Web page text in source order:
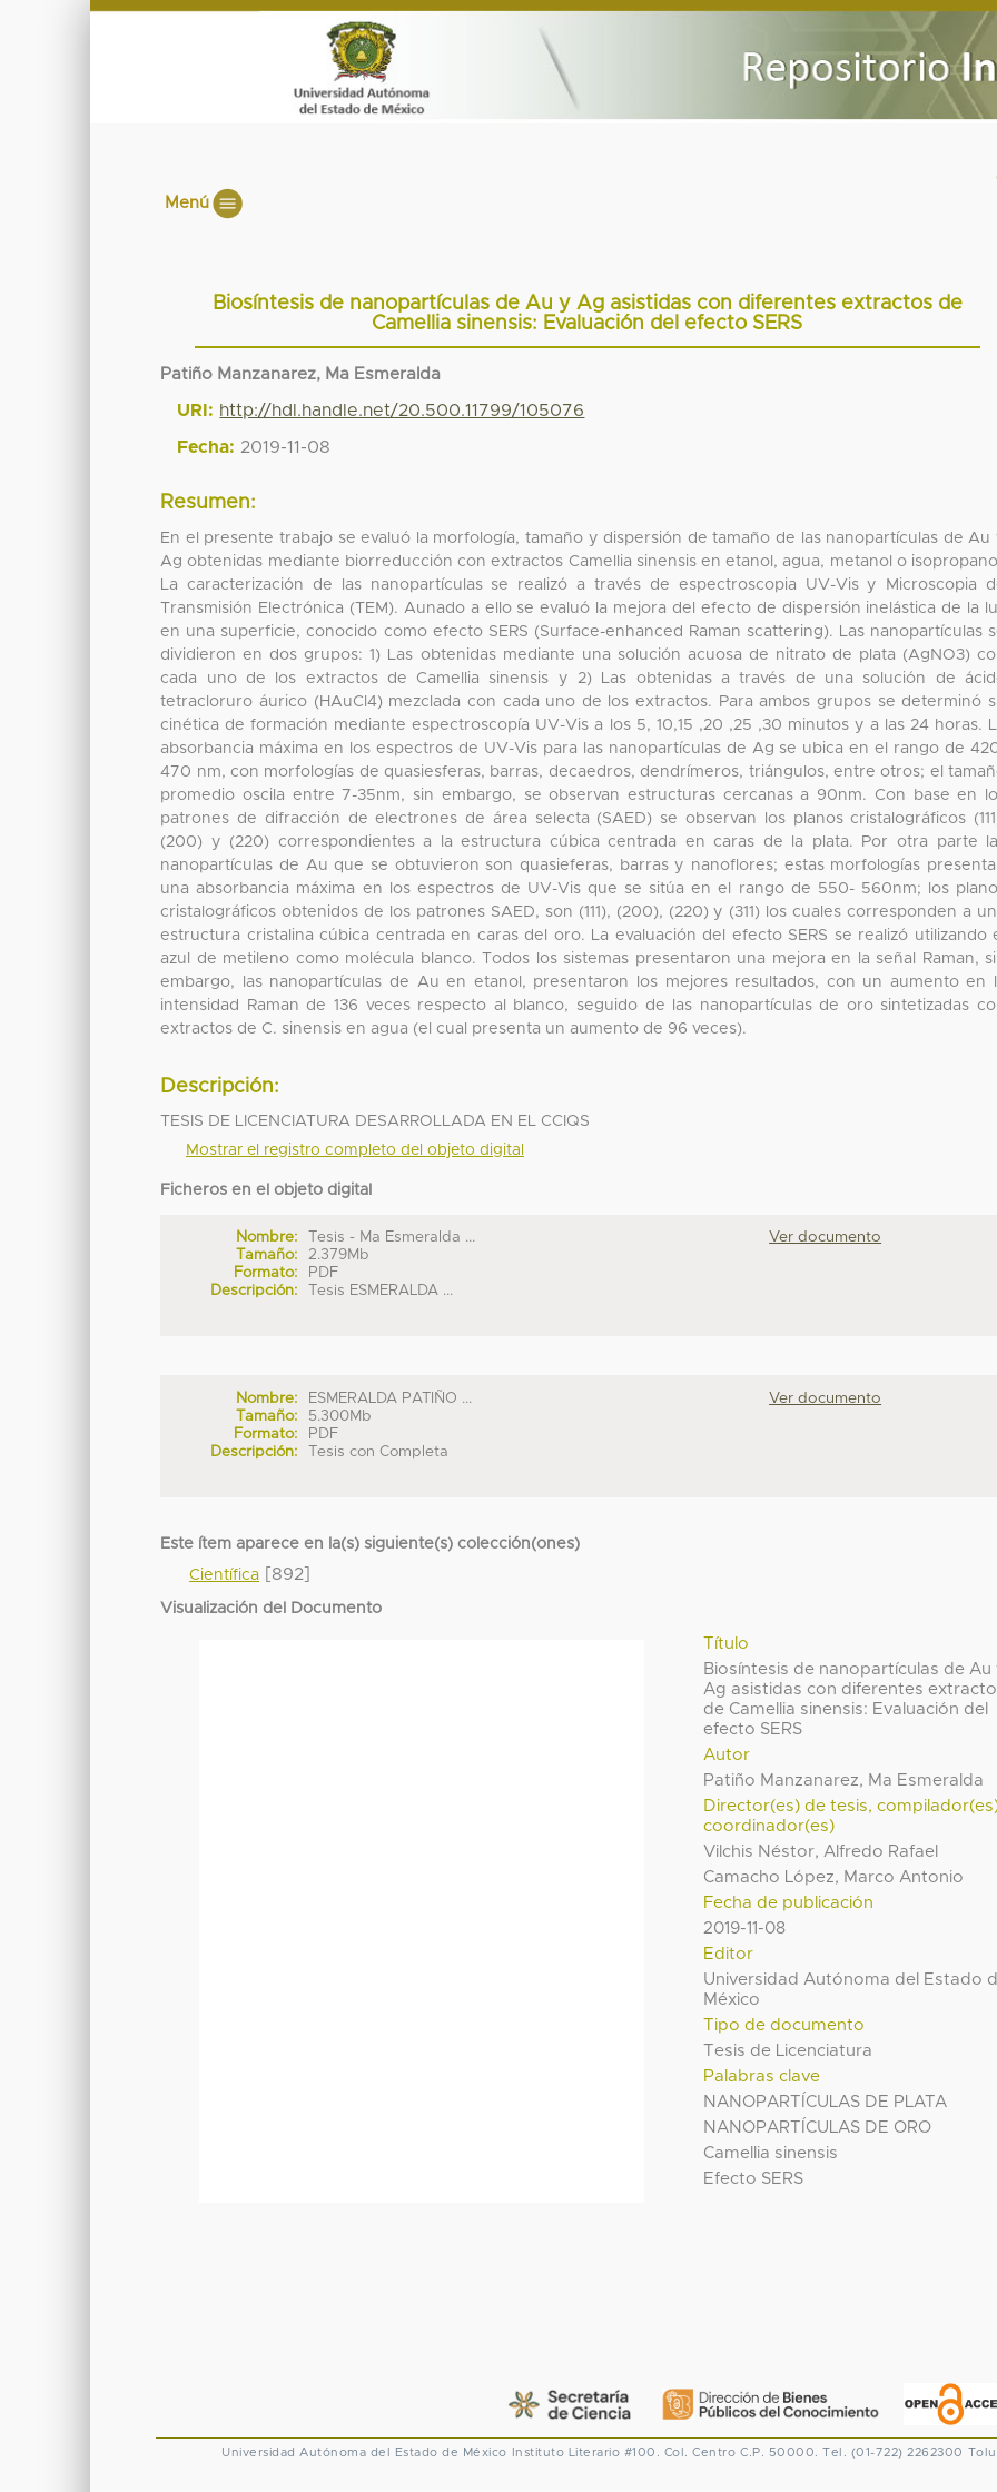
Menú
Biosíntesis de nanopartículas de Au y Ag asistidas con diferentes extractos de
Camellia sinensis: Evaluación del efecto SERS
Patiño Manzanarez, Ma Esmeralda
URI: http://hdl.handle.net/20.500.11799/105076
Fecha: 2019-11-08
Resumen:
En el presente trabajo se evaluó la morfología, tamaño y dispersión de tamaño de las nanopartículas de Au
Ag obtenidas mediante biorreducción con extractos Camellia sinensis en etanol, agua, metanol o
La caracterización de las nanopartículas se realizó a través de espectroscopia UV-Vis y Microscopia
Transmisión Electrónica (TEM). Aunado a ello se evaluó la mejora del efecto de dispersión inelástica de la
en una superficie, conocido como efecto SERS (Surface-enhanced Raman scattering). Las nanopartículas
dividieron en dos grupos: 1) Las obtenidas mediante una solución acuosa de nitrato de plata (AgNO3)
cada uno de los extractos de Camellia sinensis y 2) Las obtenidas a través de una solución de
tetracloruro áurico (HAuCl4) mezclada con cada uno de los extractos. Para ambos grupos se determinó
cinética de formación mediante espectroscopía UV-Vis a los 5, 10,15 ,20 ,25 ,30 minutos y a las 24 horas.
absorbancia máxima en los espectros de UV-Vis para las nanopartículas de Ag se ubica en el rango de
470 nm, con morfologías de quasiesferas, barras, decaedros, dendrímeros, triángulos, entre otros; el
promedio oscila entre 7-35nm, sin embargo, se observan estructuras cercanas a 90nm. Con base en
patrones de difracción de electrones de área selecta (SAED) se observan los planos cristalográficos
(200) y (220) correspondientes a la estructura cúbica centrada en caras de la plata. Por otra parte
nanopartículas de Au que se obtuvieron son quasieferas, barras y nanoflores; estas morfologías
una absorbancia máxima en los espectros de UV-Vis que se sitúa en el rango de 550- 560nm; los
cristalográficos obtenidos de los patrones SAED, son (111), (200), (220) y (311) los cuales corresponden a
estructura cristalina cúbica centrada en caras del oro. La evaluación del efecto SERS se realizó utilizando
azul de metileno como molécula blanco. Todos los sistemas presentaron una mejora en la señal Raman,
embargo, las nanopartículas de Au en etanol, presentaron los mejores resultados, con un aumento en
intensidad Raman de 136 veces respecto al blanco, seguido de las nanopartículas de oro sintetizadas
extractos de C. sinensis en agua (el cual presenta un aumento de 96 veces).
Descripción:
TESIS DE LICENCIATURA DESARROLLADA EN EL CCIQS
Mostrar el registro completo del objeto digital
Ficheros en el objeto digital
Nombre:
Tesis - Ma Esmeralda ...
Tamaño:
2.379Mb
Formato:
PDF
Descripción:
Tesis ESMERALDA ...
Ver documento
Nombre:
ESMERALDA PATIÑO ...
Tamaño:
5.300Mb
Formato:
PDF
Descripción:
Tesis con Completa
Ver documento
Este ítem aparece en la(s) siguiente(s) colección(ones)
Científica [892]
Visualización del Documento
Título
Biosíntesis de nanopartículas de Au
Ag asistidas con diferentes
de Camellia sinensis: Evaluación del
efecto SERS
Autor
Patiño Manzanarez, Ma Esmeralda
Director(es) de tesis,
coordinador(es)
Vilchis Néstor, Alfredo Rafael
Camacho López, Marco Antonio
Fecha de publicación
2019-11-08
Editor
Universidad Autónoma del Estado
México
Tipo de documento
Tesis de Licenciatura
Palabras clave
NANOPARTÍCULAS DE PLATA
NANOPARTÍCULAS DE ORO
Camellia sinensis
Efecto SERS
Universidad Autónoma del Estado de México Instituto Literario #100. Col. Centro C.P. 50000. Tel. (01-722) 2262300